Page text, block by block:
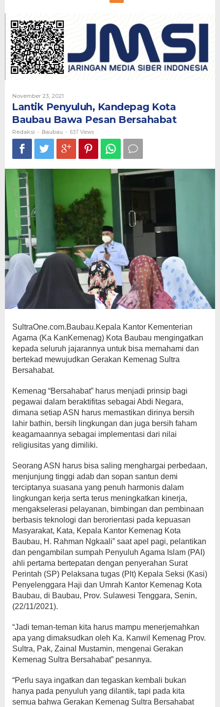
Baubau
Bawa
Pesan
Bersahabat
November 23, 2021
Redaksi
Lantik Penyuluh, Kandepag Kota
Baubau Bawa Pesan Bersahabat
Redaksi - Baubau - 637 Views
SultraOne.com.Baubau.Kepala Kantor Kementerian
Agama (Ka KanKemenag) Kota Baubau mengingatkan
kepada seluruh jajarannya untuk bisa memahami dan
bertekad mewujudkan Gerakan Kemenag Sultra
Bersahabat.
Kemenag “Bersahabat” harus menjadi prinsip bagi
pegawai dalam beraktifitas sebagai Abdi Negara,
dimana setiap ASN harus memastikan dirinya bersih
lahir bathin, bersih lingkungan dan juga bersih faham
keagamaannya sebagai implementasi dari nilai
religiusitas yang dimiliki.
Seorang ASN harus bisa saling menghargai perbedaan,
menjunjung tinggi adab dan sopan santun demi
terciptanya suasana yang penuh harmonis dalam
lingkungan kerja serta terus meningkatkan kinerja,
mengakselerasi pelayanan, bimbingan dan pembinaan
berbasis teknologi dan berorientasi pada kepuasan
Masyarakat, Kata, Kepala Kantor Kemenag Kota
Baubau, H. Rahman Ngkaali” saat apel pagi, pelantikan
dan pengambilan sumpah Penyuluh Agama Islam (PAI)
ahli pertama bertepatan dengan penyerahan Surat
Perintah (SP) Pelaksana tugas (Plt) Kepala Seksi (Kasi)
Penyelenggara Haji dan Umrah Kantor Kemenag Kota
Baubau, di Baubau, Prov. Sulawesi Tenggara, Senin,
(22/11/2021).
“Jadi teman-teman kita harus mampu menerjemahkan
apa yang dimaksudkan oleh Ka. Kanwil Kemenag Prov.
Sultra, Pak, Zainal Mustamin, mengenai Gerakan
Kemenag Sultra Bersahabat” pesannya.
“Perlu saya ingatkan dan tegaskan kembali bukan
hanya pada penyuluh yang dilantik, tapi pada kita
semua bahwa Gerakan Kemenag Sultra Bersahabat